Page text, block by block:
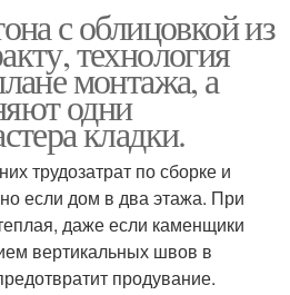
с облицовкой из
технология
монтажа, а
одни
кладки.
трудозатрат по сборке и
если дом в два этажа. При
даже если каменщики
вертикальных швов в
продувание.